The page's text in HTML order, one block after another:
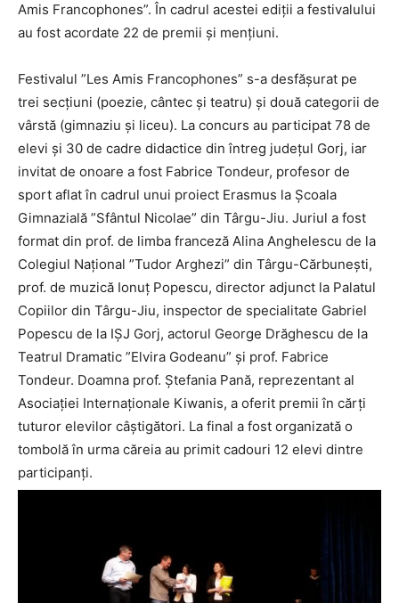
Amis Francophones”. În cadrul acestei ediții a festivalului
au fost acordate 22 de premii și mențiuni.
Festivalul ”Les Amis Francophones” s-a desfășurat pe
trei secțiuni (poezie, cântec și teatru) și două categorii de
vârstă (gimnaziu și liceu). La concurs au participat 78 de
elevi și 30 de cadre didactice din întreg județul Gorj, iar
invitat de onoare a fost Fabrice Tondeur, profesor de
sport aflat în cadrul unui proiect Erasmus la Școala
Gimnazială ”Sfântul Nicolae” din Târgu-Jiu. Juriul a fost
format din prof. de limba franceză Alina Anghelescu de la
Colegiul Național ”Tudor Arghezi” din Târgu-Cărbunești,
prof. de muzică Ionuț Popescu, director adjunct la Palatul
Copiilor din Târgu-Jiu, inspector de specialitate Gabriel
Popescu de la IȘJ Gorj, actorul George Drăghescu de la
Teatrul Dramatic ”Elvira Godeanu” și prof. Fabrice
Tondeur. Doamna prof. Ștefania Pană, reprezentant al
Asociației Internaționale Kiwanis, a oferit premii în cărți
tuturor elevilor câștigători. La final a fost organizată o
tombolă în urma căreia au primit cadouri 12 elevi dintre
participanți.